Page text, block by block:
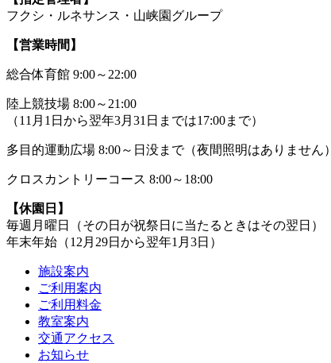
フクシ・ルネサンス・山峡園グループ
【営業時間】
総合体育館 9:00～22:00
陸上競技場 8:00～21:00
（11月1日から翌年3月31日までは17:00まで）
多目的運動広場 8:00～日没まで（夜間照明はありません）
クロスカントリーコース 8:00～18:00
【休園日】
毎週月曜日（その日が祝祭日に当たるときはその翌日）
年末年始（12月29日から翌年1月3日）
施設案内
ご利用案内
ご利用料金
教室案内
交通アクセス
お知らせ